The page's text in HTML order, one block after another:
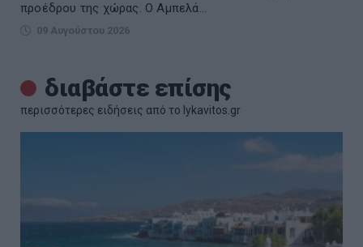
προέδρου της χώρας. Ο Αμπελά...
09 Αυγούστου 2026
διαβάστε επίσης
περισσότερες ειδήσεις από το lykavitos.gr